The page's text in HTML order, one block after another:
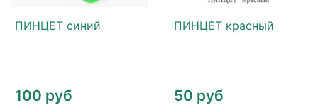
ПИНЦЕТ синий
100 руб
ПИНЦЕТ красный
50 руб